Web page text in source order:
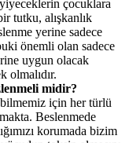
çocuklara
tutku, alışkanlık
yerine sadece
önemli olan sadece
uygun olacak
olmalıdır.
midir?
için her türlü
Beslenmede
korumada bizim